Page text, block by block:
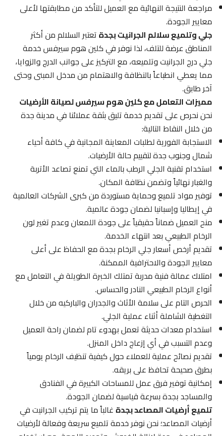
مراجعة النتيجة النهائية مع العميل للتأكد من مطابقتها لأعلى
معايير الجودة.
جلي وتلميع سلالم الجرانيت بجدةتعتبر السلالم من أكثر
المناطق عرضة للتلف، لذا نوفر في كلين هوم سيرفس خدمة
جلي درج الجرانيت وتلميعه، مع التركيز على جوانب الدرج والزوايا،
مما يعطي انطباعاً بالنظافة والاهتمام من مدخل المبنى وحتى
آخر طابق.
مميزات التعامل مع كلين هوم سيرفس لصيانة الأرضيات
نحن نحرص على تقديم خدمة تليق بثقة عملائنا في مدينة جدة
من خلال النقاط التالية:
الاستجابة الفورية لطلبات المعاينة المجانية في كافة أحياء
شمال وجنوب جدة لتقييم حالة الأرضيات.
استخدام تقنية الجلي الرطب بالماء التي تمنع تصاعد الأتربة
والغبار نهائياً وتضمن نظافة المكان.
توفير مواد تلميع وحماية مستوردة من كبرى الشركات العالمية
في إيطاليا وإسبانيا لضمان جودة عالمية.
منح العميل ضماناً حقيقياً على جودة اللمعان وعدم تغير لون
الرخام الطبيعي بعد انتهاء الخدمة.
تقديم أرخص أسعار جلي الرخام بجدة مع الحفاظ على أعلى
معايير الجودة والاحترافية الممكنة.
امتلاك عمالة فنية مدربة تمتلك الخبرة الطويلة في التعامل مع
أنواع الرخام الطبيعي النادر والحساس.
الحرص التام على سلامة الأثاث والجدران والباركيه من خلال
التغطية الشاملة أثناء عملية الجلي.
استخدام معدات حديثة تعمل بهدوء تام لضمان راحة العميل
وعدم التسبب في أي إزعاج داخل المنزل.
تقديم نصائح عملية للعملاء حول كيفية تنظيف الرخام يومياً
بطرق صحيحة تحافظ على بريقه.
إمكانية توفير فرق عمل للمساحات الكبيرة في الفنادق
والمساجد بجدة بسرعة قياسية لضمان الجودة.
تلميع أرضيات المصاعد بجدةغالباً ما يتم تركيب الجرانيت في
أرضيات المصاعد؛ نحن نوفر خدمة تلميع سريعة وفعالة لأرضيات